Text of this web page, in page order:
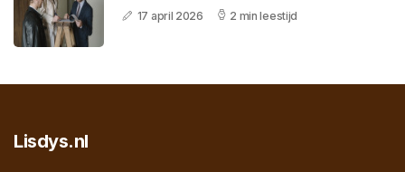
17 april 2026 2 min leestijd
Lisdys.nl